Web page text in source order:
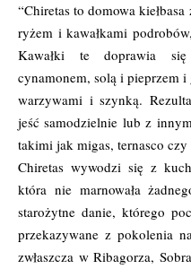
“Chiretas to domowa
ryżem i kawałkami
Kawałki te doprawia
cynamonem, solą i pieprzem
warzywami i szynką.
jeść samodzielnie lub z
takimi jak migas, ternasco czy
Chiretas wywodzi się z
która nie marnowała
starożytne danie, którego
przekazywane z pokolenia
zwłaszcza w Ribagorza,